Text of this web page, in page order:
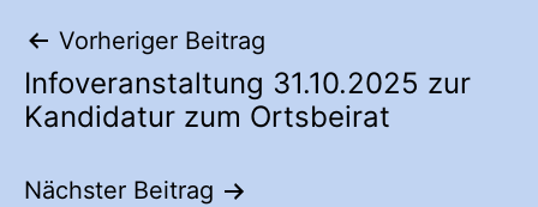
Beitragsnavigation
Vorheriger Beitrag
Infoveranstaltung 31.10.2025 zur
Kandidatur zum Ortsbeirat
Nächster Beitrag